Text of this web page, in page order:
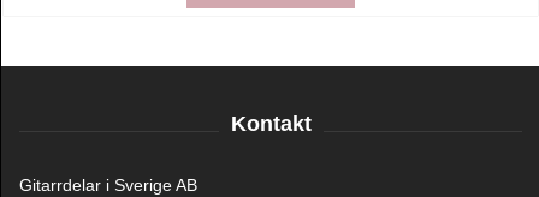
Kontakt
Gitarrdelar i Sverige AB